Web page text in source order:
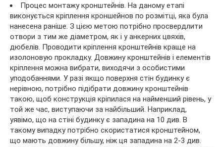
Процес монтажу кронштейнів. На даному етапі
виконується кріплення кроншейнов по розмітці, яка була
нанесена раніше. З цією метою потрібно просвердлити
отвори з тим же діаметром, як і у анкерних цвяхів,
дюбелів. Проводити кріплення кронштейнів краще на
изолоновую прокладку. Довжину кронштейнів і елементів
кріплення можна вибрати, виходячи з особистими
уподобаннями. У разі якщо поверхня стін будинку є
нерівною, потрібно підібрати довжину кронштейнів
такою, щоб конструкція кріпилася на найменший рівень, у
той же час, виступаючи за найбільший. Наприклад,
уявімо, що на стіні будинку є западина на 10 див. В
такому випадку потрібно скористатися кронштейном,
що мають довжину більшу, ніж ця западина на 2-3 див.